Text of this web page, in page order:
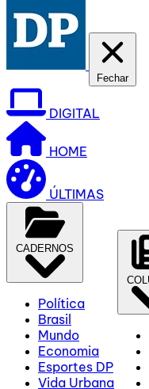
Fechar
DIGITAL
HOME
ÚLTIMAS
CADERNOS
Política
Brasil
Mundo
Economia
Esportes DP
Vida Urbana